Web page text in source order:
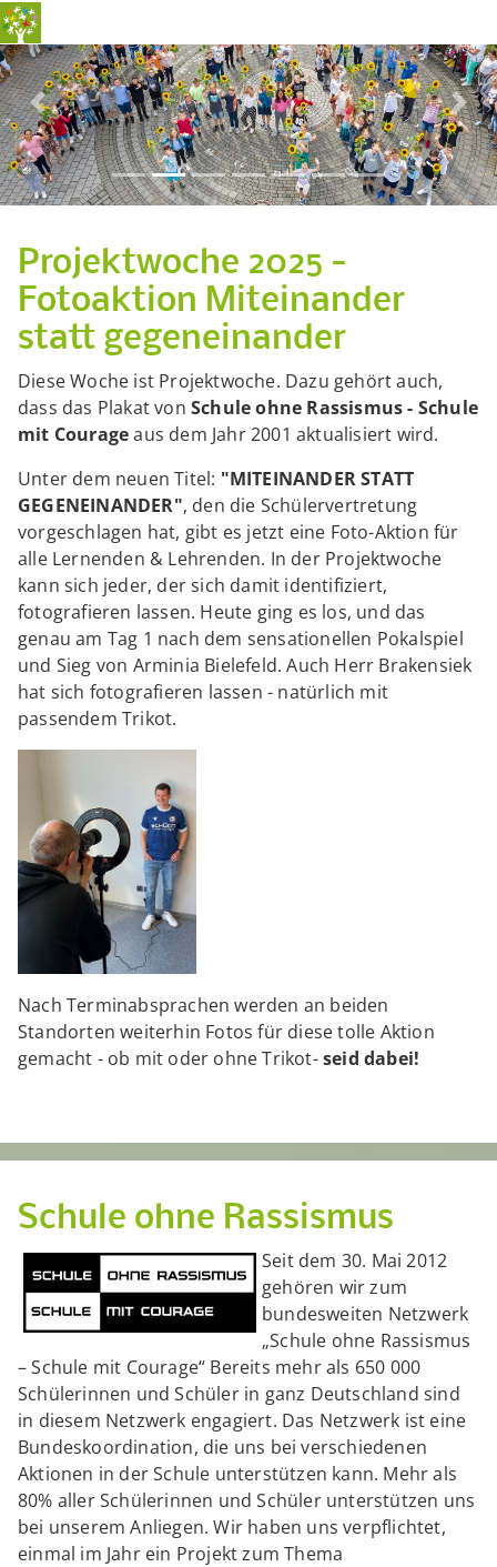
Previous Next
Projektwoche 2025 -
Fotoaktion Miteinander
statt gegeneinander
Diese Woche ist Projektwoche. Dazu gehört auch,
dass das Plakat von Schule ohne Rassismus - Schule
mit Courageaus dem Jahr 2001 aktualisiert wird.
Unter dem neuen Titel: "MITEINANDER STATT
GEGENEINANDER", den die Schülervertretung
vorgeschlagen hat, gibt es jetzt eine Foto-Aktion für
alle Lernenden & Lehrenden. In der Projektwoche
kann sich jeder, der sich damit identifiziert,
fotografieren lassen. Heute ging es los, und das
genau am Tag 1 nach dem sensationellen Pokalspiel
und Sieg von Arminia Bielefeld. Auch Herr Brakensiek
hat sich fotografieren lassen - natürlich mit
passendem Trikot.
Nach Terminabsprachen werden an beiden
Standorten weiterhin Fotos für diese tolle Aktion
gemacht - ob mit oder ohne Trikot-seid dabei!
Schule ohne Rassismus
Seit dem 30. Mai 2012
gehören wir zum
bundesweiten Netzwerk
„Schule ohne Rassismus
– Schule mit Courage“ Bereits mehr als 650 000
Schülerinnen und Schüler in ganz Deutschland sind
in diesem Netzwerk engagiert. Das Netzwerk ist eine
Bundeskoordination, die uns bei verschiedenen
Aktionen in der Schule unterstützen kann. Mehr als
80% aller Schülerinnen und Schüler unterstützen uns
bei unserem Anliegen. Wir haben uns verpflichtet,
einmal im Jahr ein Projekt zum Thema